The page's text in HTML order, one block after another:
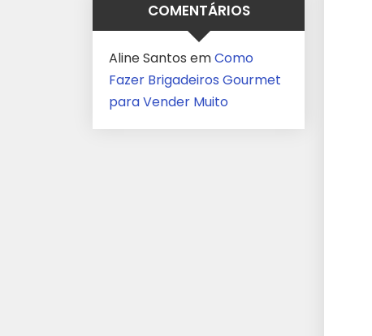
COMENTÁRIOS
Aline Santos emComo
Fazer Brigadeiros Gourmet
para Vender Muito